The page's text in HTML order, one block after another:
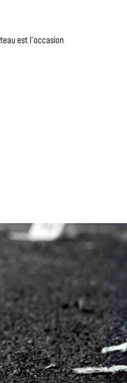
est l’occasion